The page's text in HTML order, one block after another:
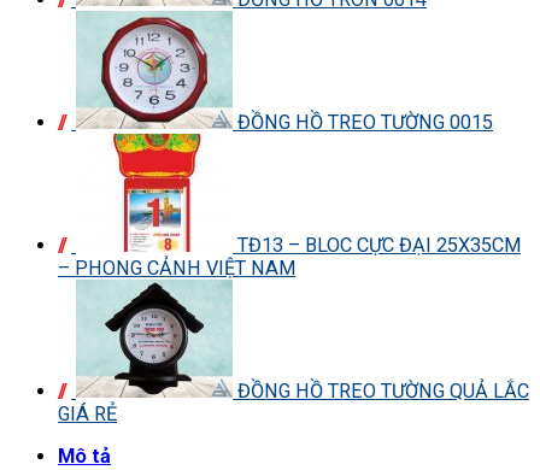
ĐỒNG HỒ TREO TƯỜNG 0015
TĐ13 – BLOC CỰC ĐẠI 25X35CM
– PHONG CẢNH VIỆT NAM
ĐỒNG HỒ TREO TƯỜNG QUẢ LẮC
GIÁ RẺ
Mô tả